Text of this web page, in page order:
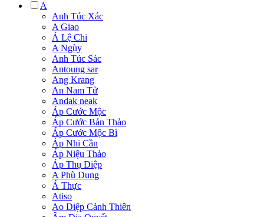
A
Anh Túc Xác
A Giao
Á Lệ Chi
A Ngùy
Anh Túc Sác
Antoung sar
Ang Krang
An Nam Tử
Andak neak
Áp Cước Mộc
Áp Cước Bản Thảo
Áp Cước Mộc Bì
Áp Nhi Cần
Áp Niệu Thảo
Áp Thụ Diệp
A Phù Dung
Á Thực
Atiso
Ao Diệp Cảnh Thiên